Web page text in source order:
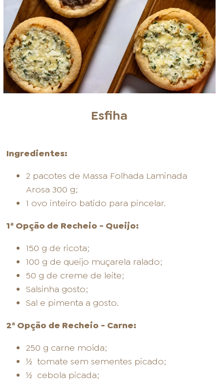
Esfiha
Ingredientes:
2 pacotes de Massa Folhada Laminada
Arosa 300 g;
1 ovo inteiro batido para pincelar.
1ª Opção de Recheio - Queijo:
150 g de ricota;
100 g de queijo muçarela ralado;
50 g de creme de leite;
Salsinha gosto;
Sal e pimenta a gosto.
2ª Opção de Recheio - Carne:
250 g carne moída;
½ tomate sem sementes picado;
½ cebola picada;